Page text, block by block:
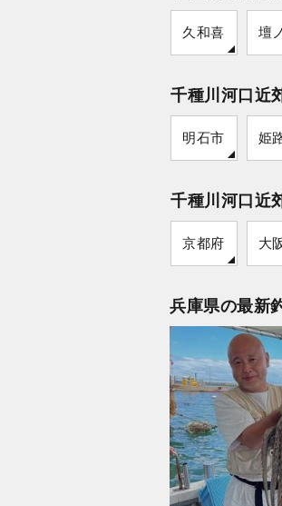
久和喜 壇
千種川河口近
明石市 姫
千種川河口近
京都府 大
兵庫県の最新